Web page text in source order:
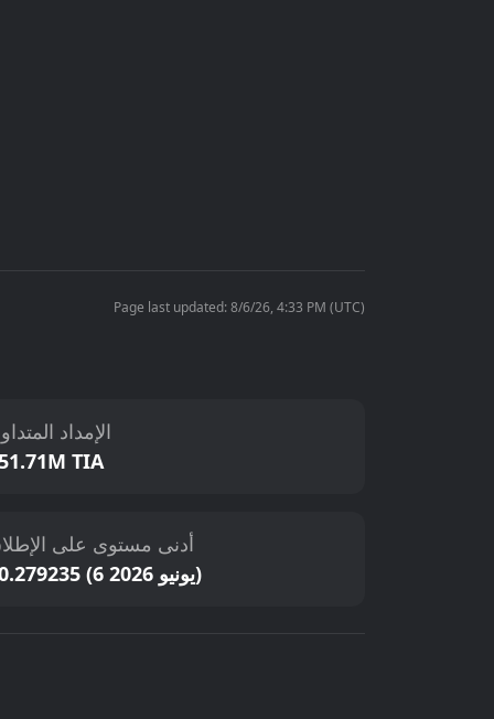
Page last updated: 8/6/26, 4:33 PM (UTC)
الإمداد
TIA
أدنى مستوى على
$0.279235 (6 يونيو 2026)